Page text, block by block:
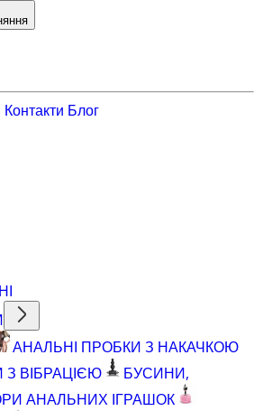
Контакти Блог
АНАЛЬНІ ПРОБКИ З НАКАЧКОЮ
З ВІБРАЦІЄЮ
БУСИНИ,
АНАЛЬНИХ ІГРАШОК